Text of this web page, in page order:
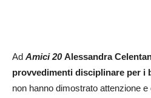
Ad Amici 20 Alessandra
provvedimenti disciplinare per i
non hanno dimostrato attenzione